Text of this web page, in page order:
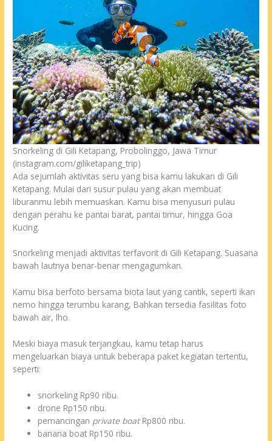
Snorkeling di Gili Ketapang, Probolinggo, Jawa Timur
(instagram.com/giliketapang_trip)
Ada sejumlah aktivitas seru yang bisa kamu lakukan di Gili
Ketapang. Mulai dari susur pulau yang akan membuat
liburanmu lebih memuaskan. Kamu bisa menyusuri pulau
dengan perahu ke pantai barat, pantai timur, hingga Goa
Kucing.
Snorkeling menjadi aktivitas terfavorit di Gili Ketapang. Suasana
bawah lautnya benar-benar mengagumkan.
Kamu bisa berfoto bersama biota laut yang cantik, seperti ikan
nemo hingga terumbu karang, Bahkan tersedia fasilitas foto
bawah air, lho.
Meski biaya masuk terjangkau, kamu tetap harus
mengeluarkan biaya untuk beberapa paket kegiatan tertentu,
seperti:
snorkeling Rp90 ribu.
drone Rp150 ribu.
pemancingan private boatRp800 ribu.
banana boat Rp150 ribu.